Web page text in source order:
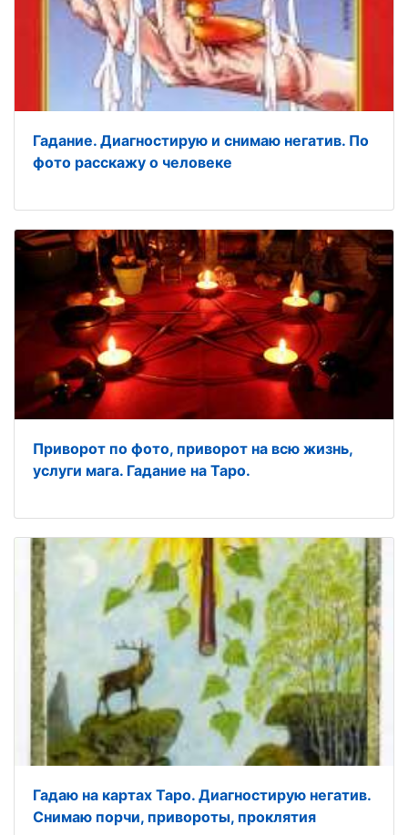
Гадание. Диагностирую и снимаю негатив. По
фото расскажу о человеке
Приворот по фото, приворот на всю жизнь,
услуги мага. Гадание на Таро.
Гадаю на картах Таро. Диагностирую негатив.
Снимаю порчи, привороты, проклятия